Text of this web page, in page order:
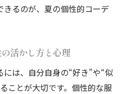
避けたいダサい服選びと
似合う個性的コーデの特
るのが、夏の個性的コーデ
活かし方と心理
は、自分自身の“好き”や“似
ことが大切です。個性的な服